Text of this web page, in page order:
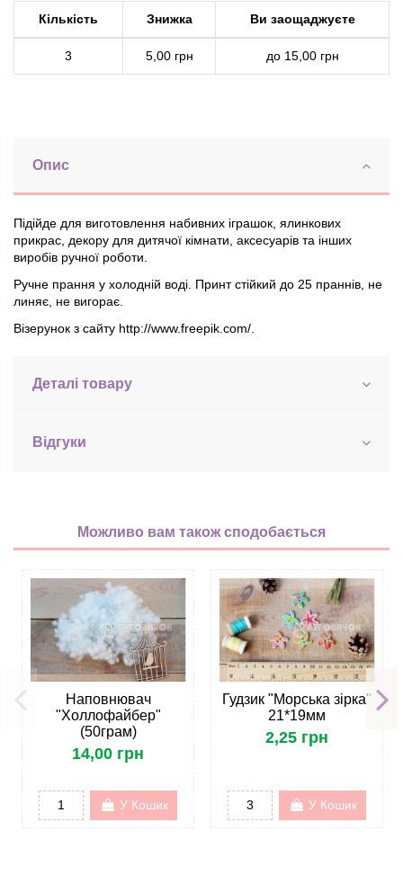
Кількість Знижка Ви заощаджуєте
3 5,00 грн до 15,00 грн
Опис
Підійде для виготовлення набивних іграшок, ялинкових
прикрас, декору для дитячої кімнати, аксесуарів та інших
виробів ручної роботи.
Ручне прання у холодній воді. Принт стійкий до 25 праннів, не
линяє, не вигорає.
Візерунок з сайту http://www.freepik.com/.
Деталі товару
Відгуки
Можливо вам також сподобається
Наповнювач
"Холлофайбер"
(50грам)
14,00 грн
У Кошик
Гудзик "Морська зірка"
21*19мм
2,25 грн
У Кошик